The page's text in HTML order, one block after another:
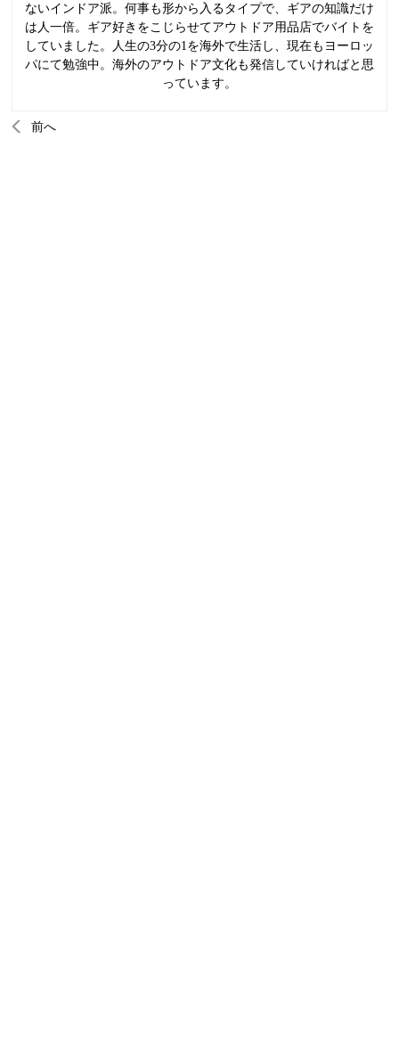
ないインドア派。何事も形から入るタイプで、ギアの知識だけ
は人一倍。ギア好きをこじらせてアウトドア用品店でバイトを
していました。人生の3分の1を海外で生活し、現在もヨーロッ
パにて勉強中。海外のアウトドア文化も発信していければと思
っています。
前へ